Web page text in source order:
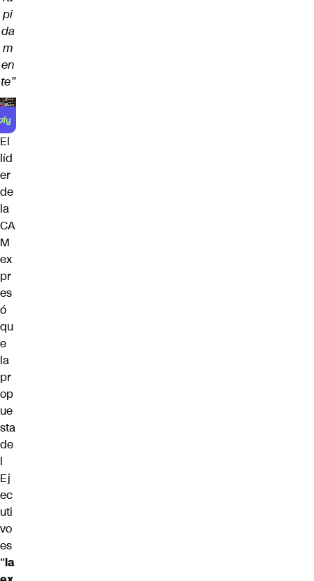
pi
da
m
en
te”
El
líd
er
de
la
CA
M
ex
pr
es
ó
qu
e
la
pr
op
ue
sta
de
l
Ej
ec
uti
vo
es
“la